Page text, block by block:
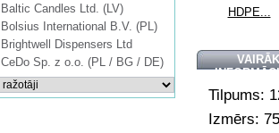
Baltic Candles Ltd. (LV)
Bolsius International B.V. (PL)
Brightwell Dispensers Ltd
CeDo Sp. z o.o. (PL / BG / DE)
HDPE... HDPE...
VAIRĀK
Tilpums:
Izmērs: